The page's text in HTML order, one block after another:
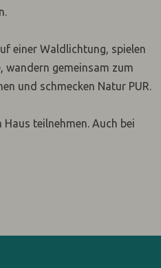
einer Waldlichtung, spielen
wandern gemeinsam zum
und schmecken Natur PUR.
teilnehmen. Auch bei